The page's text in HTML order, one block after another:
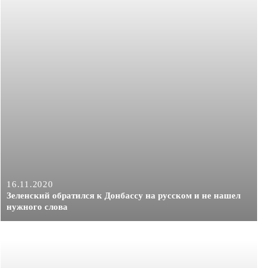
16.11.2020
Зеленский обратился к Донбассу на русском и не нашел
нужного слова